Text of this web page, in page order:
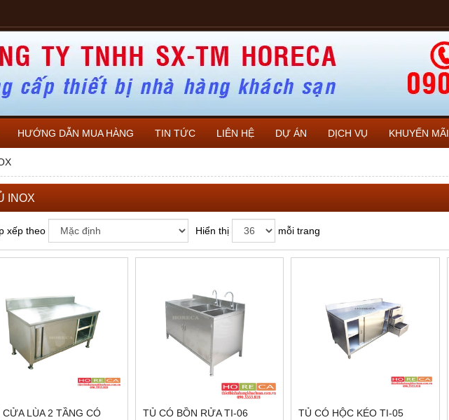
HƯỚNG DẪN MUA HÀNG TIN TỨC LIÊN HỆ DỰ ÁN DỊCH VỤ KHUYẾN MÃI
INOX
xếp theo Hiển thị mỗi trang
CỬA LÙA 2 TẦNG CÓ
TỦ CÓ BỒN RỬA TI-06 TỦ CÓ HỘC KÉO TI-05